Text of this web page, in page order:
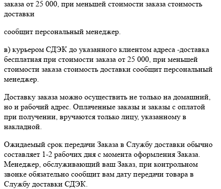
заказа от 25 000, при меньшей стоимости заказа стоимость
доставки
сообщит персональный менеджер.
в) курьером СДЭК до указанного клиентом адреса -доставка
бесплатная при стоимости заказа от 25 000, при меньшей
стоимости заказа стоимость доставки сообщит персональный
менеджер.
Доставку заказа можно осуществить не только на домашний,
но и рабочий адрес. Оплаченные заказы и заказы с оплатой
при получении, вручаются только лицу, указанному в
накладной.
Ожидаемый срок передачи Заказа в Службу доставки обычно
составляет 1-2 рабочих дня с момента оформления Заказа.
Менеджер, обслуживающий ваш Заказ, при контрольном
звонке обязательно сообщит вам дату передачи товара в
Службу доставки СДЭК.